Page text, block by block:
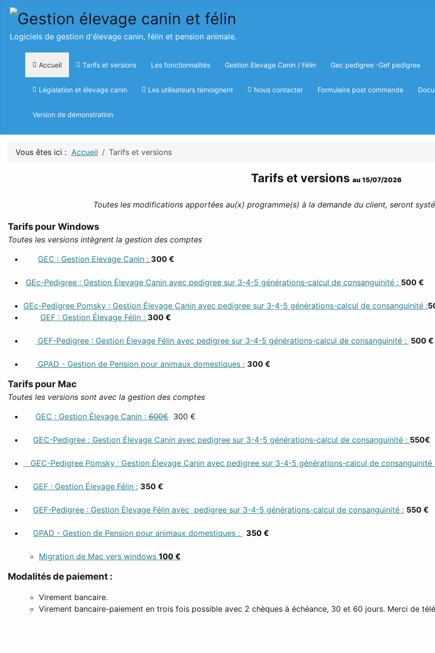
Logiciels de gestion d'élevage canin, félin et pension animale.
Accueil Tarifs et versions Les fonctionnalités Gestion Elevage Canin / Félin Gec pedigree -Gef pedigree
Législation et élevage canin Les utilisateurs témoignent Nous contacter Formulaire post commande
Version de démonstration
Vous êtes ici : Accueil Tarifs et versions
Tarifs et versions au 15/07/2026
Toutes les modifications apportées au(x) programme(s) à la demande du client, seront
Tarifs pour Windows
Toutes les versions intègrent la gestion des comptes
GEC : Gestion Elevage Canin : 300 €
GEc-Pedigree : Gestion Élevage Canin avec pedigree sur 3-4-5 générations-calcul de consanguinité : 500 €
GEc-Pedigree Pomsky : Gestion Élevage Canin avec pedigree sur 3-4-5 générations-calcul de consanguinité :
GEF : Gestion Élevage Félin : 300 €
GEF-Pedigree : Gestion Élevage Félin avec pedigree sur 3-4-5 générations-calcul de consanguinité : 500 €
GPAD - Gestion de Pension pour animaux domestiques : 300 €
Tarifs pour Mac
Toutes les versions sont avec la gestion des comptes
GEC : Gestion Élevage Canin : 600€ 300 €
GEC-Pedigree ; Gestion Élevage Canin avec pedigree sur 3-4-5 générations-calcul de consanguinité : 550€
GEC-Pedigree Pomsky ; Gestion Élevage Canin avec pedigree sur 3-4-5 générations-calcul de
GEF : Gestion Élevage Félin : 350 €
GEF-Pedigree : Gestion Élevage Félin avec pedigree sur 3-4-5 générations-calcul de consanguinité : 550 €
GPAD - Gestion de Pension pour animaux domestiques : 350 €
Migration de Mac vers windows 100 €
Modalités de paiement :
Virement bancaire.
Virement bancaire-paiement en trois fois possible avec 2 chèques à échéance, 30 et 60 jours. Merci de